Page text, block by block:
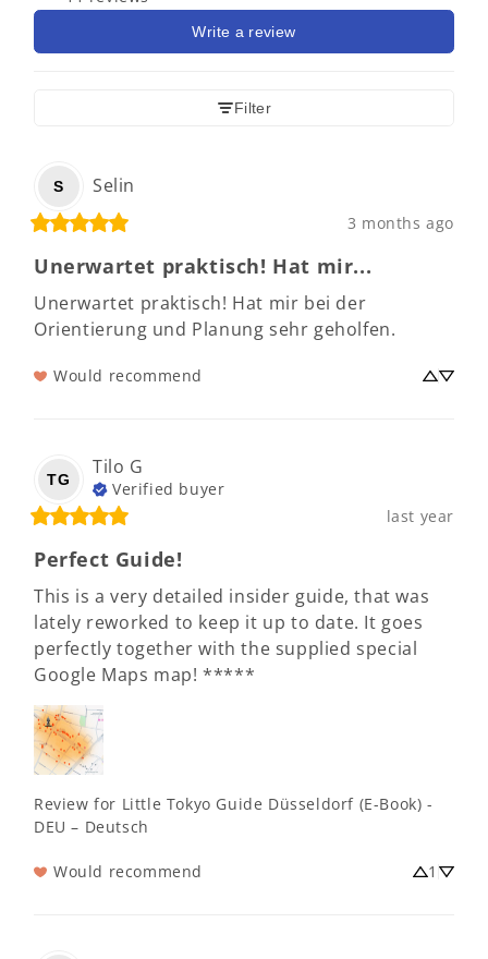
Write a review
Filter
S Selin
3 months ago
Unerwartet praktisch! Hat mir...
Unerwartet praktisch! Hat mir bei der
Orientierung und Planung sehr geholfen.
Would recommend
TG
Tilo G
Verified buyer
last year
Perfect Guide!
This is a very detailed insider guide, that was
lately reworked to keep it up to date. It goes
perfectly together with the supplied special
Google Maps map! *****
Review for Little Tokyo Guide Düsseldorf (E-Book) -
DEU – Deutsch
Would recommend 1